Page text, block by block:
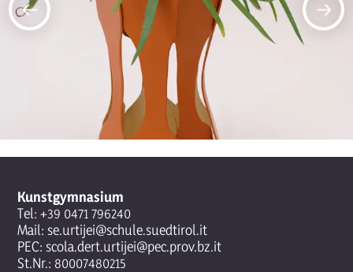
Kunstgymnasium
Tel: +39 0471 796240
Mail: se.urtijei@schule.suedtirol.it
PEC: scola.dert.urtijei@pec.prov.bz.it
St.Nr.: 80007480215